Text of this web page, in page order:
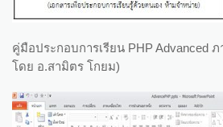
คู่มือประกอบการเรียน PHP Advanced
โดย อ.สามิตร โกยม)